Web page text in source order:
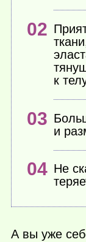
к
и
Не
А вы уже